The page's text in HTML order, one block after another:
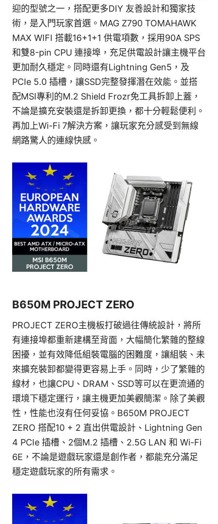
迎的型號之一，搭配更多DIY 友善設計和獨家技
術，是入門玩家首選。MAG Z790 TOMAHAWK
MAX WIFI 搭載16+1+1 供電項數，採用90A SPS
和雙8-pin CPU 連接埠，充足供電設計讓主機平台
更加耐久穩定。同時還有Lightning Gen5，及
PCIe 5.0 插槽，讓SSD完整發揮潛在效能。並搭
配MSI專利的M.2 Shield Frozr免工具拆卸上蓋，
不論是擴充安裝還是拆卸更換，都十分輕鬆便利。
再加上Wi-Fi 7解決方案，讓玩家充分感受到無線
網路驚人的連線快感。
B650M PROJECT ZERO
PROJECT ZERO主機板打破過往傳統設計，將所
有連接埠都重新建構至背面，大幅簡化繁雜的整線
困擾，並有效降低組裝電腦的困難度，讓組裝、未
來擴充裝卸都變得更容易上手。同時，少了繁雜的
線材，也讓CPU、DRAM、SSD等可以在更流通的
環境下穩定運行，讓主機更加美觀簡潔。除了美觀
性，性能也沒有任何妥協。B650M PROJECT
ZERO 搭配10 + 2 直出供電設計、Lightning Gen
4 PCIe 插槽、2個M.2 插槽、2.5G LAN 和 Wi-Fi
6E，不論是遊戲玩家還是創作者，都能充分滿足
穩定遊戲玩家的所有需求。